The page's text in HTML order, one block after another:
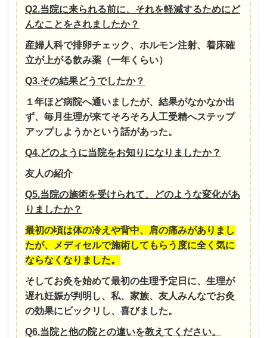
Q2.当院に来られる前に、それを軽減するためにど
んなことをされましたか？
産婦人科で排卵チェック、ホルモン注射、着床確
立が上がる飲み薬（一年くらい）
Q3.その結果どうでしたか？
１年ほど病院へ通いましたが、結果がなかなか出
ず、毎月生理が来てそろそろ人工受精へステップ
アップしようかという話があった。
Q4.どのように当院をお知りになりましたか？
友人の紹介
Q5.当院の施術を受けられて、どのような変化があ
りましたか？
最初の頃は体の冷えや背中、肩の痛みがありまし
たが、メディセルで施術してもらう度に全く気に
ならなくなりました。
そしてお灸を始めて最初の生理予定日に、生理が
遅れ妊娠が判明し、私、家族、友人みんなでお灸
の効果にビックリし、喜びました。
Q6.当院と他の院との違いを教えてください。